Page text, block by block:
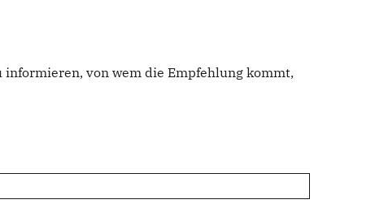
von wem die Empfehlung kommt,